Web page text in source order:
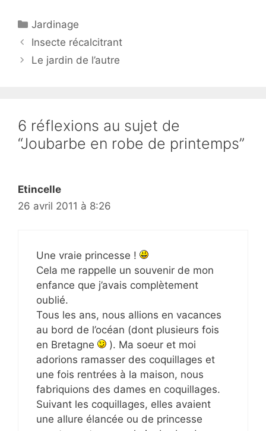
Catégories
Jardinage
Insecte récalcitrant
Le jardin de l’autre
6 réflexions au sujet de
“Joubarbe en robe de printemps”
Etincelle
26 avril 2011 à 8:26
Une vraie princesse !
Cela me rappelle un souvenir de mon
enfance que j’avais complètement
oublié.
Tous les ans, nous allions en vacances
au bord de l’océan (dont plusieurs fois
en Bretagne
). Ma soeur et moi
adorions ramasser des coquillages et
une fois rentrées à la maison, nous
fabriquions des dames en coquillages.
Suivant les coquillages, elles avaient
une allure élancée ou de princesse